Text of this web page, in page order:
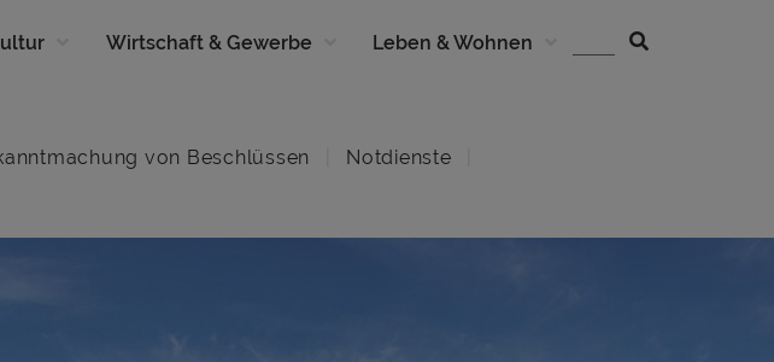
Wirtschaft & Gewerbe Leben & Wohnen
von Beschlüssen
Notdienste